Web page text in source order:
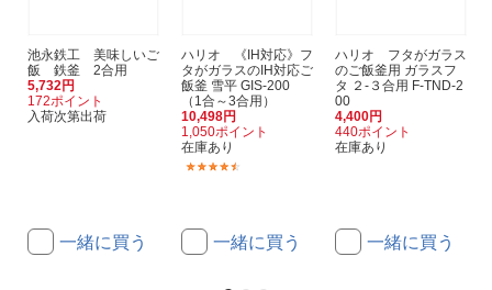
池永鉄工 美味しいご
飯 鉄釜 2合用
5,732円
172ポイント
入荷次第出荷
一緒に買う
ハリオ 《IH対応》フ
タがガラスのIH対応ご
飯釜 雪平 GIS-200
（1合～3合用）
10,498円
1,050ポイント
在庫あり
一緒に買う
ハリオ フタがガラス
のご飯釜用 ガラスフ
タ ２-３合用 F-TND-2
00
4,400円
440ポイント
在庫あり
一緒に買う